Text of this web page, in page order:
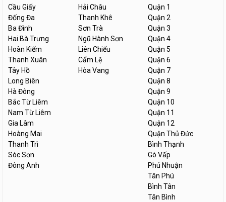
Cầu Giấy
Đống Đa
Ba Đình
Hai Bà Trưng
Hoàn Kiếm
Thanh Xuân
Tây Hồ
Long Biên
Hà Đông
Bắc Từ Liêm
Nam Từ Liêm
Gia Lâm
Hoàng Mai
Thanh Trì
Sóc Sơn
Đông Anh
Hải Châu
Thanh Khê
Sơn Trà
Ngũ Hành Sơn
Liên Chiểu
Cẩm Lệ
Hòa Vang
Quận 1
Quận 2
Quận 3
Quận 4
Quận 5
Quận 6
Quận 7
Quận 8
Quận 9
Quận 10
Quận 11
Quận 12
Quận Thủ Đức
Bình Thạnh
Gò Vấp
Phú Nhuận
Tân Phú
Bình Tân
Tân Bình